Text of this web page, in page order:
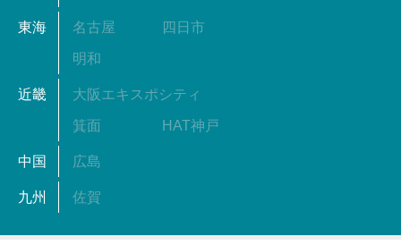
東海 名古屋 四日市
明和
近畿 大阪エキスポシティ
箕面 HAT神戸
中国 広島
九州 佐賀